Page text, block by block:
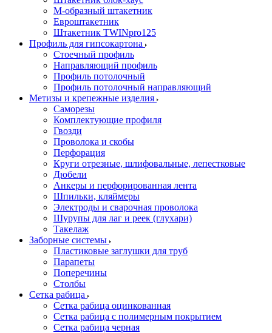
М-образный штакетник
Евроштакетник
Штакетник TWINpro125
Профиль для гипсокартона
Стоечный профиль
Направляющий профиль
Профиль потолочный
Профиль потолочный направляющий
Метизы и крепежные изделия
Саморезы
Комплектующие профиля
Гвозди
Проволока и скобы
Перфорация
Круги отрезные, шлифовальные, лепестковые
Дюбели
Анкеры и перфорированная лента
Шпильки, кляймеры
Электроды и сварочная проволока
Шурупы для лаг и реек (глухари)
Такелаж
Заборные системы
Пластиковые заглушки для труб
Парапеты
Поперечины
Столбы
Сетка рабица
Сетка рабица оцинкованная
Сетка рабица с полимерным покрытием
Сетка рабица черная